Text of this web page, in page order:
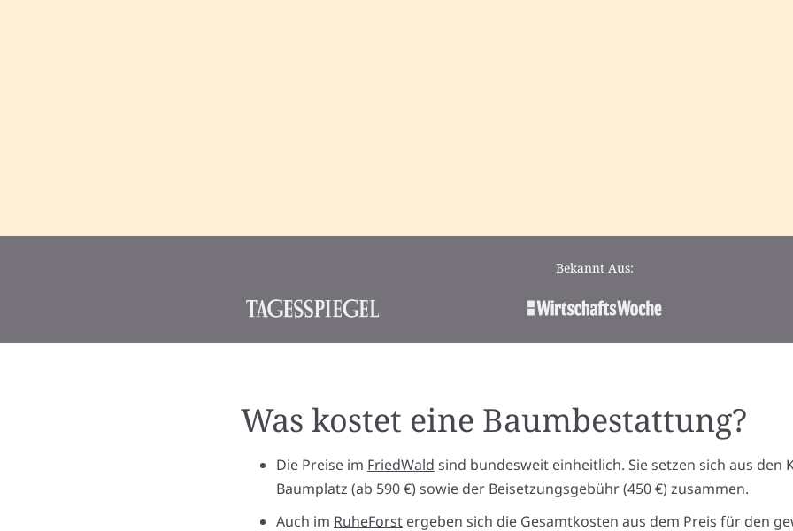
Bekannt Aus:
Was kostet eine Baumbestattung?
Die Preise im FriedWald sind bundesweit einheitlich. Sie setzen sich aus den
Baumplatz (ab 590 €) sowie der Beisetzungsgebühr (450 €) zusammen.
Auch im RuheForst ergeben sich die Gesamtkosten aus dem Preis für den